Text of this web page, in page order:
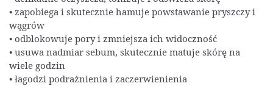
• zapobiega i skutecznie hamuje powstawanie pryszczy i
wągrów
• odblokowuje pory i zmniejsza ich widoczność
• usuwa nadmiar sebum, skutecznie matuje skórę na
wiele godzin
• łagodzi podrażnienia i zaczerwienienia